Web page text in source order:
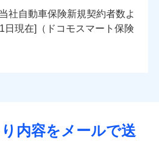
社
新規契約者数よ
日現在]（ドコモスマート保険
内容をメールで送